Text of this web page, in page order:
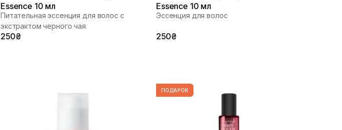
Essence 10 мл
Питательная эссенция для волос с
экстрактом черного чая
250₴
Essence 10 мл
Эссенция для волос
250₴
ПОДАРОК